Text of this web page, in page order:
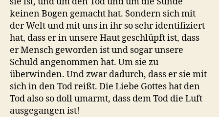
keinen Bogen gemacht hat. Sondern sich mit
der Welt und mit uns in ihr so sehr identifiziert
hat, dass er in unsere Haut geschlüpft ist, dass
er Mensch geworden ist und sogar unsere
Schuld angenommen hat. Um sie zu
überwinden. Und zwar dadurch, dass er sie mit
sich in den Tod reißt. Die Liebe Gottes hat den
Tod also so doll umarmt, dass dem Tod die Luft
ausgegangen ist!